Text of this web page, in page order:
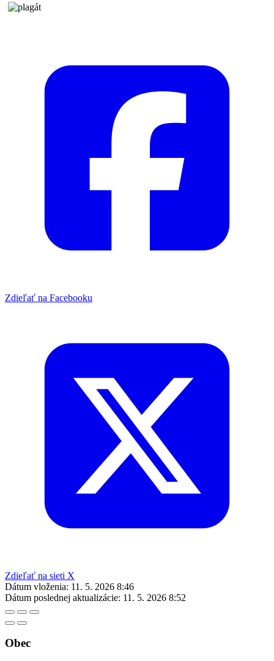
Zdieľať na Facebooku
Zdieľať na sieti X
Dátum vloženia: 11. 5. 2026 8:46
Dátum poslednej aktualizácie: 11. 5. 2026 8:52
Obec